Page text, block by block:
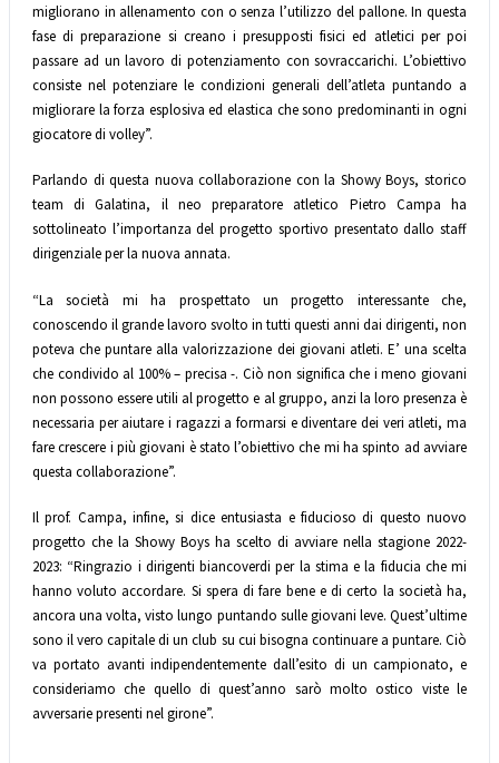
migliorano in allenamento con o senza l’utilizzo del pallone. In questa
fase di preparazione si creano i presupposti fisici ed atletici per poi
passare ad un lavoro di potenziamento con sovraccarichi. L’obiettivo
consiste nel potenziare le condizioni generali dell’atleta puntando a
migliorare la forza esplosiva ed elastica che sono predominanti in ogni
giocatore di volley”.
Parlando di questa nuova collaborazione con la Showy Boys, storico
team di Galatina, il neo preparatore atletico Pietro Campa ha
sottolineato l’importanza del progetto sportivo presentato dallo staff
dirigenziale per la nuova annata.
“La società mi ha prospettato un progetto interessante che,
conoscendo il grande lavoro svolto in tutti questi anni dai dirigenti, non
poteva che puntare alla valorizzazione dei giovani atleti. E’ una scelta
che condivido al 100% – precisa -. Ciò non significa che i meno giovani
non possono essere utili al progetto e al gruppo, anzi la loro presenza è
necessaria per aiutare i ragazzi a formarsi e diventare dei veri atleti, ma
fare crescere i più giovani è stato l’obiettivo che mi ha spinto ad avviare
questa collaborazione”.
Il prof. Campa, infine, si dice entusiasta e fiducioso di questo nuovo
progetto che la Showy Boys ha scelto di avviare nella stagione 2022-
2023: “Ringrazio i dirigenti biancoverdi per la stima e la fiducia che mi
hanno voluto accordare. Si spera di fare bene e di certo la società ha,
ancora una volta, visto lungo puntando sulle giovani leve. Quest’ultime
sono il vero capitale di un club su cui bisogna continuare a puntare. Ciò
va portato avanti indipendentemente dall’esito di un campionato, e
consideriamo che quello di quest’anno sarò molto ostico viste le
avversarie presenti nel girone”.